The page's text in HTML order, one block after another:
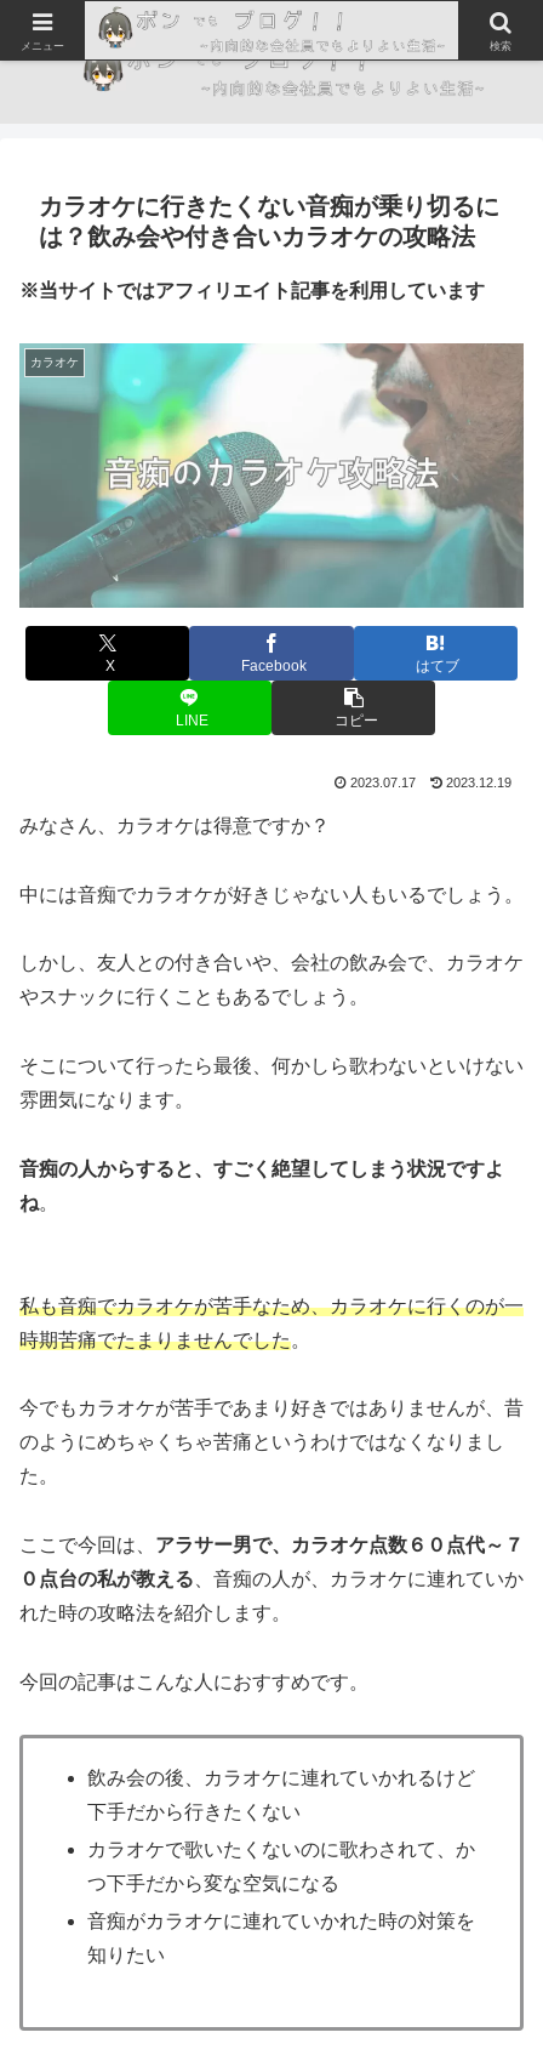
カラオケに行きたくない音痴が乗り切るに
は？飲み会や付き合いカラオケの攻略法
※当サイトではアフィリエイト記事を利用しています
カラオケ
X Facebook はてブ
LINE コピー
2023.07.17 2023.12.19
みなさん、カラオケは得意ですか？
中には音痴でカラオケが好きじゃない人もいるでしょう。
しかし、友人との付き合いや、会社の飲み会で、カラオケ
やスナックに行くこともあるでしょう。
そこについて行ったら最後、何かしら歌わないといけない
雰囲気になります。
音痴の人からすると、すごく絶望してしまう状況ですよ
ね。
私も音痴でカラオケが苦手なため、カラオケに行くのが一
時期苦痛でたまりませんでした。
今でもカラオケが苦手であまり好きではありませんが、昔
のようにめちゃくちゃ苦痛というわけではなくなりまし
た。
ここで今回は、 アラサー男で、カラオケ点数６０点代～７
０点台の私が教える 、音痴の人が、カラオケに連れていか
れた時の攻略法を紹介します。
今回の記事はこんな人におすすめです。
飲み会の後、カラオケに連れていかれるけど
下手だから行きたくない
カラオケで歌いたくないのに歌わされて、か
つ下手だから変な空気になる
音痴がカラオケに連れていかれた時の対策を
知りたい
メニュー 検索